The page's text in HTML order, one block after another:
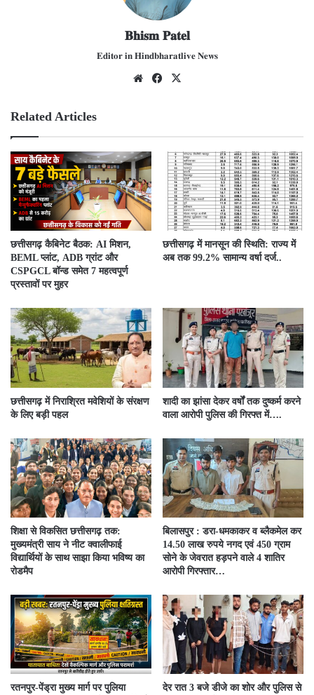
𝐁𝐡𝐢𝐬𝐦 𝐏𝐚𝐭𝐞𝐥
𝐄𝐝𝐢𝐭𝐨𝐫 𝐢𝐧 𝐇𝐢𝐧𝐝𝐛𝐡𝐚𝐫𝐚𝐭𝐥𝐢𝐯𝐞 𝐍𝐞𝐰𝐬
We
Fac
Related Articles
छत्तीसगढ़ कैबिनेट बैठक: AI मिशन,
BEML प्लांट, ADB ग्रांट और
CSPGCL बॉन्ड समेत 7 महत्वपूर्ण
प्रस्तावों पर मुहर
छत्तीसगढ़ में मानसून की स्थिति: राज्य में
अब तक 99.2% सामान्य वर्षा दर्ज..
छत्तीसगढ़ में निराश्रित मवेशियों के संरक्षण
के लिए बड़ी पहल
शादी का झांसा देकर वर्षों तक दुष्कर्म करने
वाला आरोपी पुलिस की गिरफ्त में….
शिक्षा से विकसित छत्तीसगढ़ तक:
मुख्यमंत्री साय ने नीट क्वालीफाई
विद्यार्थियों के साथ साझा किया भविष्य का
रोडमैप
बिलासपुर : डरा-धमकाकर व ब्लैकमेल कर
14.50 लाख रुपये नगद एवं 450 ग्राम
सोने के जेवरात हड़पने वाले 4 शातिर
आरोपी गिरफ्तार…
रतनपुर-पेंड्रा मुख्य मार्ग पर पुलिया
देर रात 3 बजे डीजे का शोर और पुलिस से